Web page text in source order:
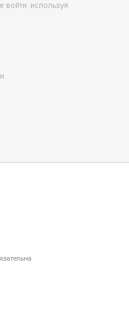
войти, используя